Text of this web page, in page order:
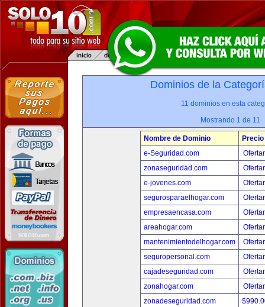
Dominios de la
11 dominios en esta
Mostrando 1 de 11
Nombre de Dominio
Precio
e-Seguridad.com
zonaseguridad.com
e-jovenes.com
segurosparaelhogar.com
empresaencasa.com
areahogar.com
mantenimientodelhogar.com
seguropersonal.com
cajadeseguridad.com
zonahogar.com
zonadeseguridad.com